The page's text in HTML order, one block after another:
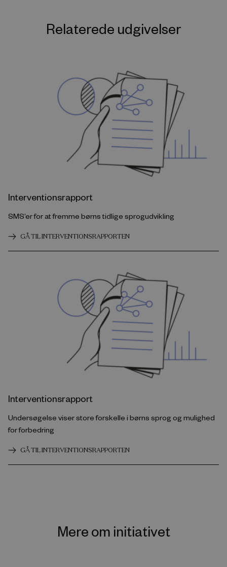
Relaterede udgivelser
Interventionsrapport
SMS’er for at fremme børns tidlige sprogudvikling
GÅ TIL INTERVENTIONSRAPPORTEN
Interventionsrapport
Undersøgelse viser store forskelle i børns sprog og mulighed
for forbedring
GÅ TIL INTERVENTIONSRAPPORTEN
Mere om initiativet